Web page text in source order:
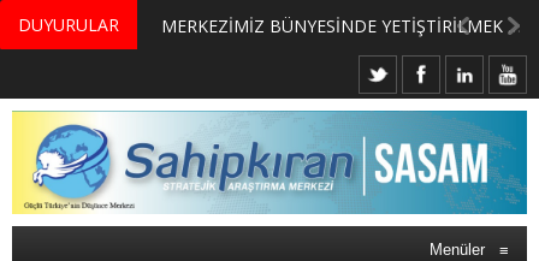
DUYURULAR MERKEZİMİZ BÜNYESİNDE YETİŞTİRİLMEK ÜZERE GÖNÜLLÜ ÜLKE MASASI UZMANI VE UZMAN ADAYLARI ARIYORUZ
Menüler ≡